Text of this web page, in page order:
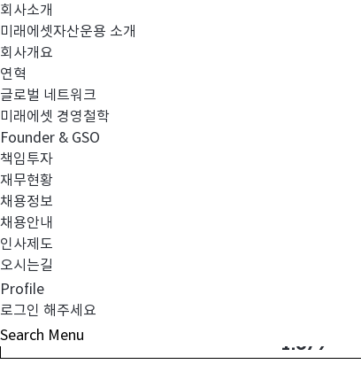
회사소개
미래에셋자산운용 소개
회사개요
연혁
글로벌 네트워크
미래에셋 경영철학
Founder & GSO
책임투자
재무현황
채용정보
채용안내
인사제도
오시는길
Profile
로그인 해주세요
Search Menu
■직접판매
1.679